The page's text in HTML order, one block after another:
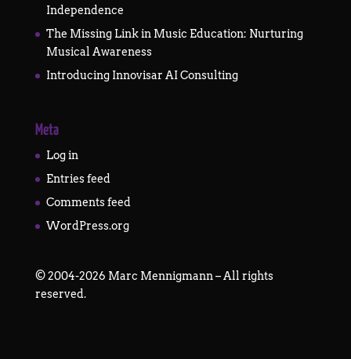
Independence
The Missing Link in Music Education: Nurturing
Musical Awareness
Introducing Innovisar AI Consulting
Meta
Log in
Entries feed
Comments feed
WordPress.org
©2004-2026 Marc Mennigmann – All rights
reserved.